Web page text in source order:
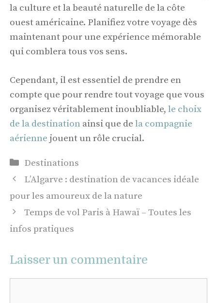
la culture et la beauté naturelle de la côte
ouest américaine. Planifiez votre voyage dès
maintenant pour une expérience mémorable
qui comblera tous vos sens.
Cependant, il est essentiel de prendre en
compte que pour rendre tout voyage que vous
organisez véritablement inoubliable, le choix
de la destination ainsi que de la compagnie
aérienne jouent un rôle crucial.
Catégories
Destinations
L’Algarve : destination de vacances idéale
pour les amoureux de la nature
Temps de vol Paris à Hawaï – Toutes les
infos pratiques
Laisser un commentaire